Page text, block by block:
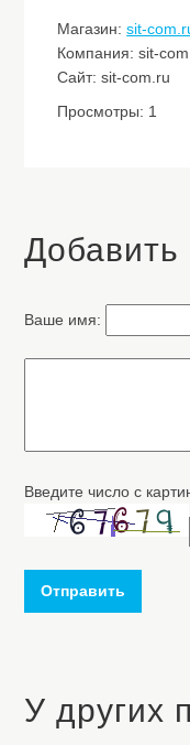
Магазин:sit-
Компания: sit-
Сайт: sit-com.ru
Просмотры: 1
Ваше имя:
Введите число с
Отправить
У других